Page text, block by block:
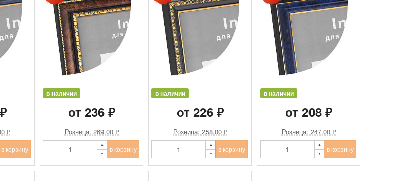
₽
в корзину
в наличии
от 236 ₽
Розница: 269.00 ₽
в корзину
в наличии
от 226 ₽
Розница: 258.00 ₽
в корзину
в наличии
от 208 ₽
Розница: 247.00 ₽
в корзину